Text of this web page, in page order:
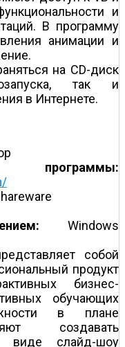
и
В программу
анимации и
на CD-диск
так и
в Интернете.
Windows
собой
продукт
бизнес-
обучающих
в плане
создавать
виде слайд-шоу